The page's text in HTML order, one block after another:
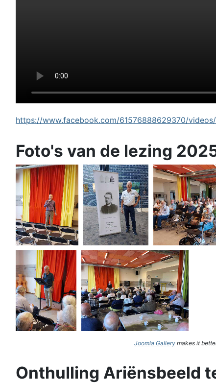
https://www.facebook.com/61576888629370/
Foto's van de lezing
Joomla Gallerymakes it
Onthulling Ariënsbeeld